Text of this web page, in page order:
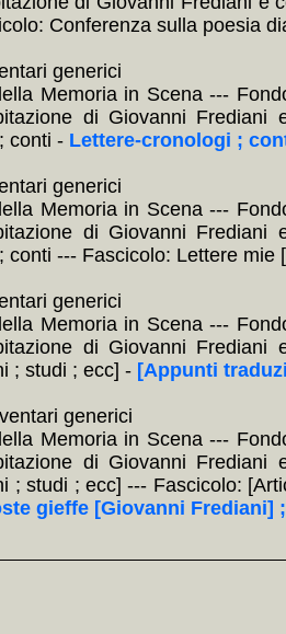
Nel
+
+
+
+
+
Nel
+
Conferenza sulla poesia
generici
Memoria in Scena ---
di Giovanni
conti - Lettere-cronologi ;
generici
Memoria in Scena ---
di Giovanni
conti --- Fascicolo: Lettere
generici
Memoria in Scena ---
di Giovanni
; studi ; ecc] - [Appunti
generici
Memoria in Scena ---
di Giovanni
; studi ; ecc] --- Fascicolo:
gieffe [Giovanni Frediani]